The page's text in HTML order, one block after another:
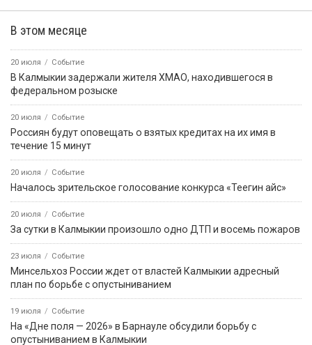
В этом месяце
20 июля Событие
В Калмыкии задержали жителя ХМАО, находившегося в
федеральном розыске
20 июля Событие
Россиян будут оповещать о взятых кредитах на их имя в
течение 15 минут
20 июля Событие
Началось зрительское голосование конкурса «Теегин айс»
20 июля Событие
За сутки в Калмыкии произошло одно ДТП и восемь пожаров
23 июля Событие
Минсельхоз России ждет от властей Калмыкии адресный
план по борьбе с опустыниванием
19 июля Событие
На «Дне поля — 2026» в Барнауле обсудили борьбу с
опустыниванием в Калмыкии